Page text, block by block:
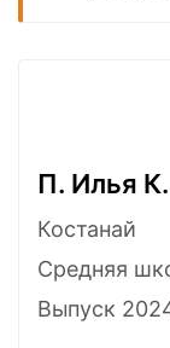
П. Илья К.
Костанай
Средняя
Выпуск